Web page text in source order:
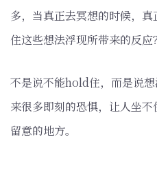
多，当真正去冥想的时候，
住这些想法浮现所带来的反应
不是说不能hold住，而是说
来很多即刻的恐惧，让人坐
留意的地方。